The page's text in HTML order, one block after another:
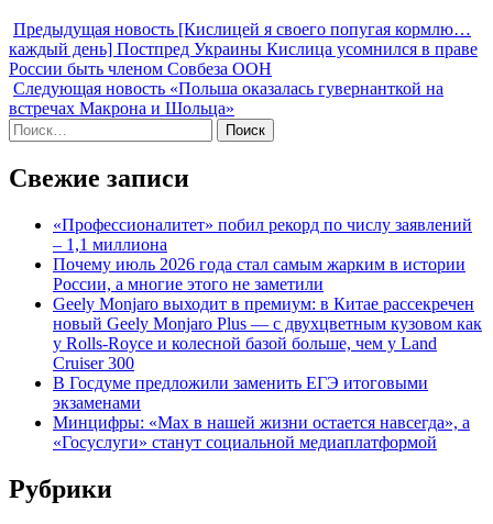
Предыдущая новость [Кислицей я своего попугая кормлю…
каждый день] Постпред Украины Кислица усомнился в праве
России быть членом Совбеза ООН
Следующая новость «Польша оказалась гувернанткой на
встречах Макрона и Шольца»
Найти:
Свежие записи
«Профессионалитет» побил рекорд по числу заявлений
– 1,1 миллиона
Почему июль 2026 года стал самым жарким в истории
России, а многие этого не заметили
Geely Monjaro выходит в премиум: в Китае рассекречен
новый Geely Monjaro Plus — с двухцветным кузовом как
у Rolls-Royce и колесной базой больше, чем у Land
Cruiser 300
В Госдуме предложили заменить ЕГЭ итоговыми
экзаменами
Минцифры: «Max в нашей жизни остается навсегда», а
«Госуслуги» станут социальной медиаплатформой
Рубрики